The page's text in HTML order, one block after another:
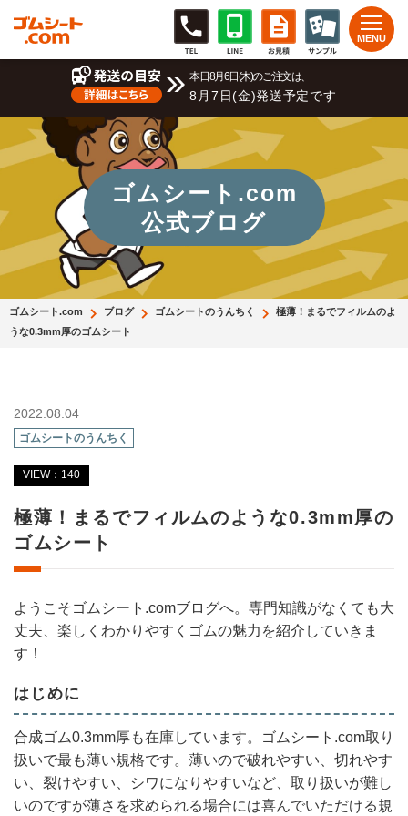
本日8月6日(木)のご注文は、
8月7日(金)発送予定です
ゴムシート.com
公式ブログ
ゴムシート.com ブログ ゴムシートのうんちく
極薄！まるでフィルムのよ
うな0.3mm厚のゴムシート
2022.08.04
ゴムシートのうんちく
VIEW：140
極薄！まるでフィルムのような0.3mm厚の
ゴムシート
ようこそゴムシート.comブログへ。専門知識がなくても大
丈夫、楽しくわかりやすくゴムの魅力を紹介していきま
す！
はじめに
合成ゴム0.3mm厚も在庫しています。ゴムシート.com取り
扱いで最も薄い規格です。薄いので破れやすい、切れやす
い、裂けやすい、シワになりやすいなど、取り扱いが難し
いのですが薄さを求められる場合には喜んでいただける規